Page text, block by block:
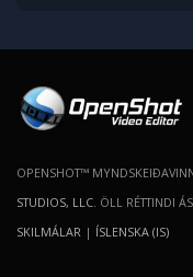
OPENSHOT™
STUDIOS, LLC . ÖLL RÉTTINDI
SKILMÁLAR | ÍSLENSKA (IS)